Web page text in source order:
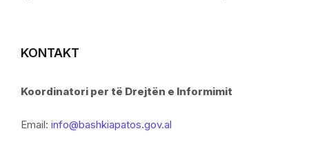
KONTAKT
Koordinatori per të Drejtën e Informimit
Email: info@bashkiapatos.gov.al